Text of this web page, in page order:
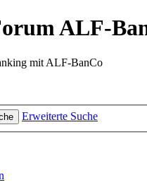
ALF-
mit ALF-BanCo
Erweiterte Suche